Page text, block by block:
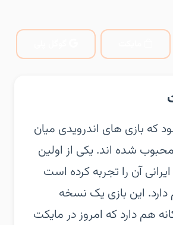
که بازی های اندرویدی میان
محبوب شده اند. یکی از اولین
آن را تجربه کرده است
دارد. این بازی یک نسخه
هم دارد که امروز در مایکت